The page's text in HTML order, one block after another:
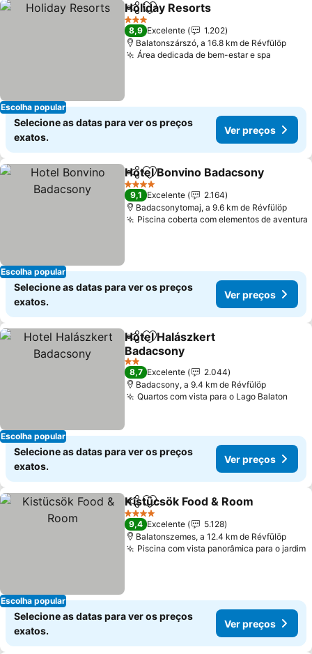
Escolha popular
PartilharAdicionar aos favoritos
Holiday Resorts
3 Estrelas
8,9 Excelente
1.202
Balatonszárszó, a 16.8 km de Révfülöp
Área dedicada de bem-estar e spa
Selecione as datas para ver os preços
exatos.
Ver preços
Escolha popular
PartilharAdicionar aos favoritos
Hotel Bonvino Badacsony
4 Estrelas
9,1 Excelente
2.164
Badacsonytomaj, a 9.6 km de Révfülöp
Piscina coberta com elementos de aventura
Selecione as datas para ver os preços
exatos.
Ver preços
Escolha popular
PartilharAdicionar aos favoritos
Hotel Halászkert
Badacsony
2 Estrelas
8,7 Excelente
2.044
Badacsony, a 9.4 km de Révfülöp
Quartos com vista para o Lago Balaton
Selecione as datas para ver os preços
exatos.
Ver preços
Escolha popular
PartilharAdicionar aos favoritos
Kistücsök Food & Room
4 Estrelas
9,4 Excelente
5.128
Balatonszemes, a 12.4 km de Révfülöp
Piscina com vista panorâmica para o jardim
Selecione as datas para ver os preços
exatos.
Ver preços